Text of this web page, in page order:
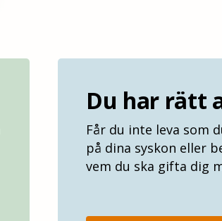
Du har rätt
Får du inte leva som
på dina syskon eller
vem du ska gifta dig